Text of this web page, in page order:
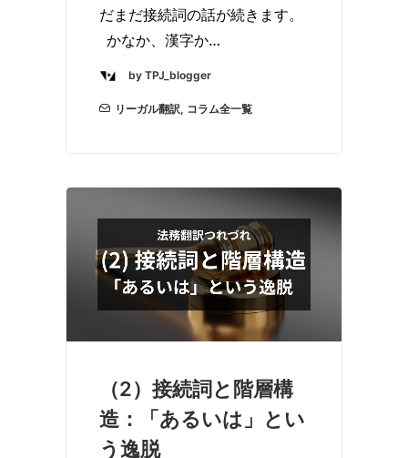
だまだ接続詞の話が続きます。
かなか、漢字か…
by TPJ_blogger
リーガル翻訳, コラム全一覧
（2）接続詞と階層構
造：「あるいは」とい
う逸脱